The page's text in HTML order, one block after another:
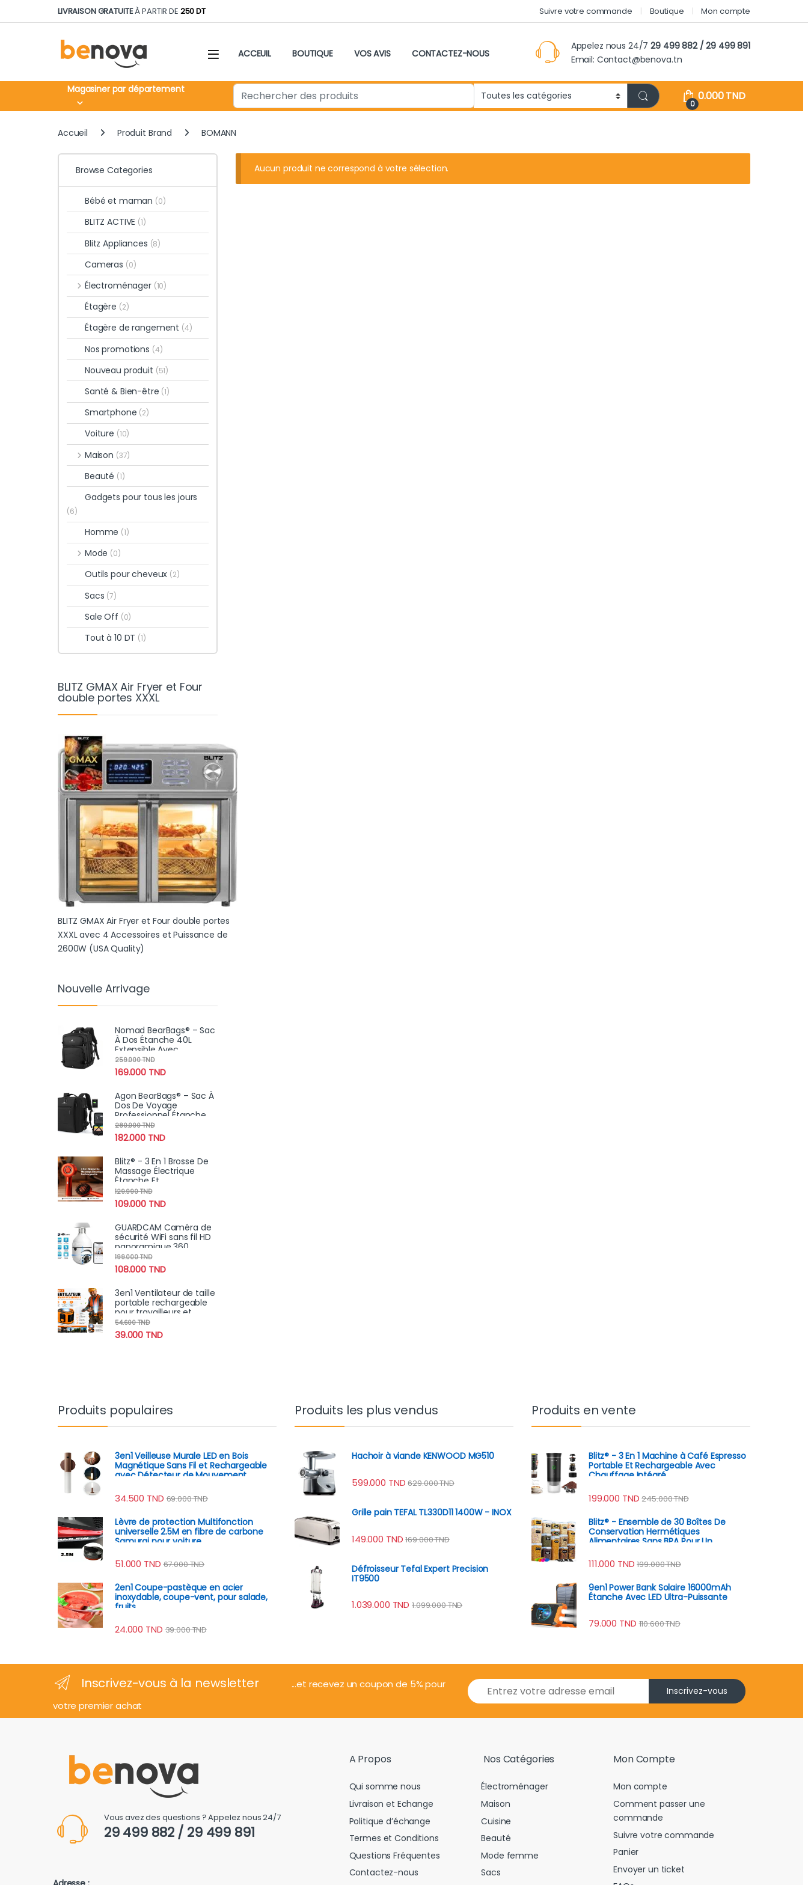
Skip to navigation
Skip to contentLIVRAISON GRATUITEÀ PARTIR DE 250 DT Suivre votre commande Boutique Mon compte
ACCEUIL BOUTIQUE VOS AVIS CONTACTEZ-NOUS
Appelez nous 24/729 499 882 / 29 499 891
Email: Contact@benova.tn
Magasiner par département Search for:
0
0.000TND
Accueil Produit Brand BOMANN
Aucun produit ne correspond à votre sélection.
Browse Categories
Bébé et maman (0)
BLITZ ACTIVE (1)
Blitz Appliances (8)
Cameras (0)
Électroménager (10)
Étagère (2)
Étagère de rangement (4)
Nos promotions (4)
Nouveau produit (51)
Santé & Bien-être (1)
Smartphone (2)
Voiture (10)
Maison (37)
Beauté (1)
Gadgets pour tous les jours
(6)
Homme (1)
Mode (0)
Outils pour cheveux (2)
Sacs (7)
Sale Off (0)
Tout à 10 DT (1)
BLITZ GMAX Air Fryer et Four
double portes XXXL
BLITZ GMAX Air Fryer et Four double portes
XXXL avec 4 Accessoires et Puissance de
2600W (USA Quality)
Nouvelle Arrivage
Nomad BearBags® – Sac
À Dos Étanche 40L
Extensible Avec
Chargement USB Pour
Voyage Professionnel
169.000 TND
259.000TND
Agon BearBags® – Sac À
Dos De Voyage
Professionnel Étanche
Avec Chargement USB
182.000 TND
280.000TND
Blitz® - 3 En 1 Brosse De
Massage Électrique
Étanche Et
Rechargeable Pour
Relaxation Et Croissance
Des Cheveux
109.000 TND
129.990TND
GUARDCAM Caméra de
sécurité WiFi sans fil HD
panoramique 360
degrés détection de
mouvement à distance
108.000 TND
199.000TND
3en1 Ventilateur de taille
portable rechargeable
pour travailleurs et
sportifs
39.000 TND
54.600TND
Produits populaires
3en1 Veilleuse Murale LED en Bois
Magnétique Sans Fil et Rechargeable
avec Détecteur de Mouvement
34.500 TND 69.000TND
Lèvre de protection Multifonction
universelle 2.5M en fibre de carbone
Samurai pour voiture
51.000 TND 67.000TND
2en1 Coupe-pastèque en acier
inoxydable, coupe-vent, pour salade,
fruits
24.000 TND 39.000TND
Produits les plus vendus
Hachoir à viande KENWOOD MG510
599.000 TND 629.000TND
Grille pain TEFAL TL330D11 1400W - INOX
149.000 TND 169.000TND
Défroisseur Tefal Expert Precision
IT9500
1.039.000 TND 1.099.000TND
Produits en vente
Blitz® - 3 En 1 Machine à Café Espresso
Portable Et Rechargeable Avec
Chauffage Intégré
199.000 TND 245.000TND
Blitz® - Ensemble de 30 Boîtes De
Conservation Hermétiques
Alimentaires Sans BPA Pour Un
couvercles )
111.000 TND 199.000TND
9en1 Power Bank Solaire 16000mAh
Étanche Avec LED Ultra-Puissante
79.000 TND 110.600TND
Inscrivez-vous à la newsletter
...et recevez un coupon de 5% pour
votre premier achat
E
m
i
Inscrivez-vous
Vous avez des questions ? Appelez nous 24/7
29 499 882 / 29 499 891
A Propos
Qui somme nous
Livraison et Echange
Politique d’échange
Termes et Conditions
Questions Fréquentes
Contactez-nous
Nos Catégories
Électroménager
Maison
Cuisine
Beauté
Mode femme
Sacs
Mon Compte
Mon compte
Comment passer une
commande
Suivre votre commande
Panier
Envoyer un ticket